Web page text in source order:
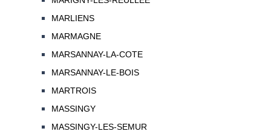
MARLIENS
MARMAGNE
MARSANNAY-LA-COTE
MARSANNAY-LE-BOIS
MARTROIS
MASSINGY
MASSINGY-LES-SEMUR